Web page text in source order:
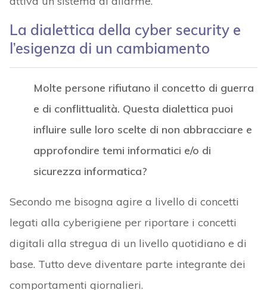
La dialettica della cyber security e
l’esigenza di un cambiamento
Molte persone rifiutano il concetto di guerra
e di conflittualità. Questa dialettica puoi
influire sulle loro scelte di non abbracciare e
approfondire temi informatici e/o di
sicurezza informatica?
Secondo me bisogna agire a livello di concetti
legati alla cyberigiene per riportare i concetti
digitali alla stregua di un livello quotidiano e di
base. Tutto deve diventare parte integrante dei
comportamenti giornalieri.